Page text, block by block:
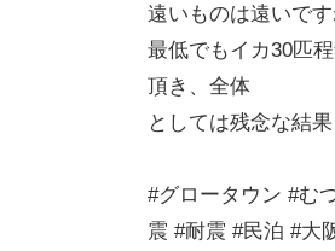
遠いものは遠いで
最低でもイカ30匹
頂き、全体
としては残念な結果
#グロータウン #む
震 #耐震 #民泊 #大